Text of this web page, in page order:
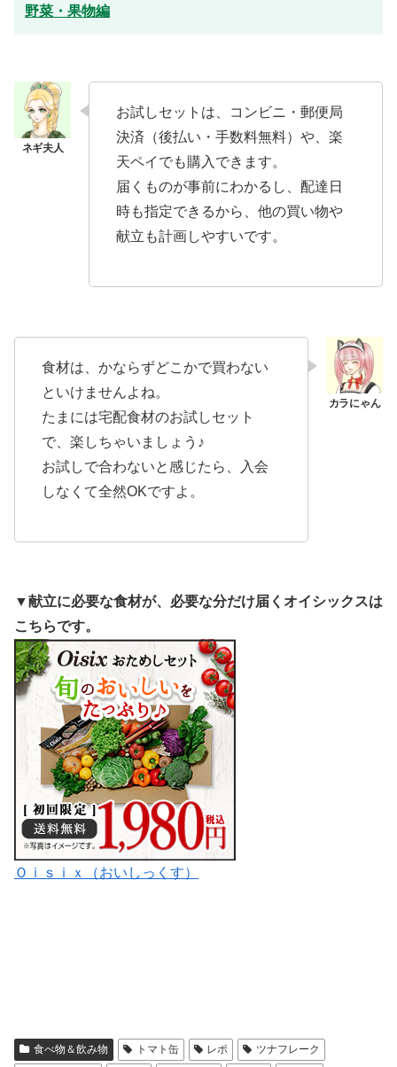
野菜・果物編
お試しセットは、コンビニ・郵便局
決済（後払い・手数料無料）や、楽
天ペイでも購入できます。
届くものが事前にわかるし、配達日
時も指定できるから、他の買い物や
献立も計画しやすいです。
食材は、かならずどこかで買わない
といけませんよね。
たまには宅配食材のお試しセット
で、楽しちゃいましょう♪
お試しで合わないと感じたら、入会
しなくて全然OKですよ。
▼献立に必要な食材が、必要な分だけ届くオイシックスは
こちらです。
Ｏｉｓｉｘ（おいしっくす）
食べ物＆飲み物 トマト缶 レポ
ツナフレーク